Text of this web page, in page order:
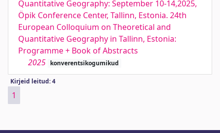
Quantitative Geography: September 10-14,2025,
Öpik Conference Center, Tallinn, Estonia. 24th
European Colloquium on Theoretical and
Quantitative Geography in Tallinn, Estonia:
Programme + Book of Abstracts
2025 konverentsikogumikud
Kirjeid leitud: 4
1